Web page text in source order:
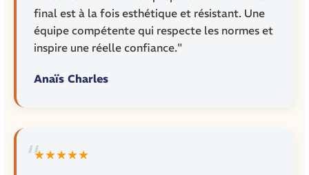
final est à la fois esthétique et résistant. Une
équipe compétente qui respecte les normes et
inspire une réelle confiance."
Anaïs Charles
★★★★★